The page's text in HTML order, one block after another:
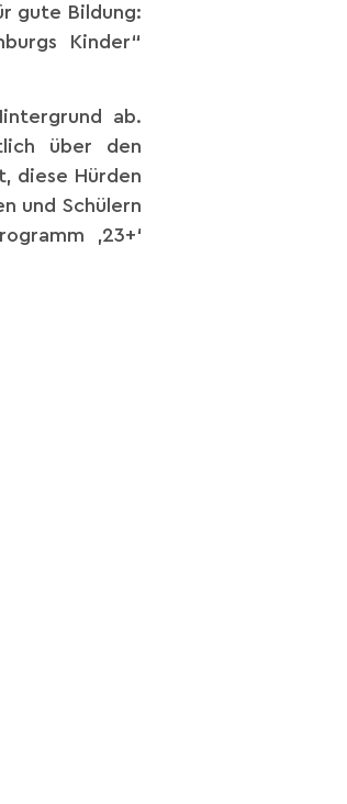
gute Bildung:
Kinder“
ab.
über den
diese Hürden
und Schülern
‚23+‘